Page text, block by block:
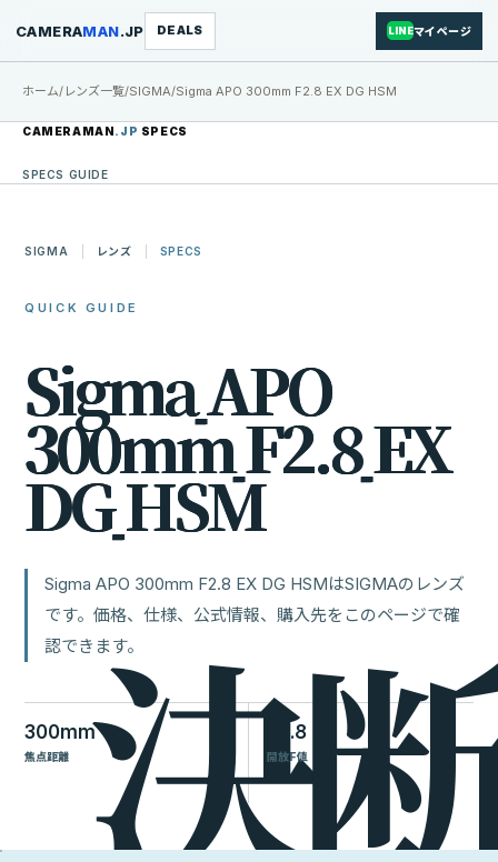
CAMERAMAN.JP DEALS LINEマイページ
ホーム/ レンズ一覧/SIGMA/Sigma APO 300mm F2.8 EX DG HSM
CAMERAMAN.JP SPECS
SPECS GUIDE
SIGMA レンズ SPECS
QUICK GUIDE
SigmaAPO
300mmF2.8EX
DGHSM
Sigma APO 300mm F2.8 EX DG HSMはSIGMAのレンズ
です。価格、仕様、公式情報、購入先をこのページで確
認できます。
300mm
焦点距離
F2.8
開放F値